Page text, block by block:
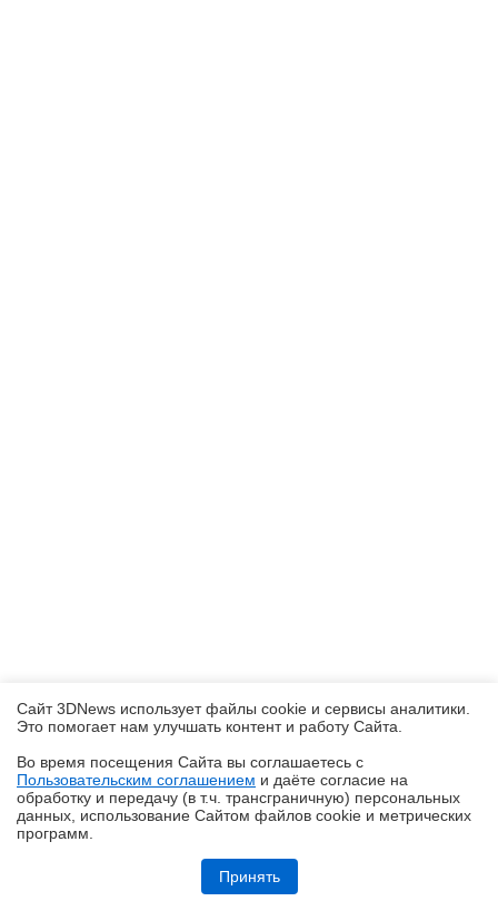
Обзор смартфона iQOO Z11: станция студенческая
Сайт 3DNews использует файлы cookie и сервисы аналитики.
Это помогает нам улучшать контент и работу Cайта.
Во время посещения Cайта вы соглашаетесь с
Пользовательским соглашением и даёте согласие на
обработку и передачу (в т.ч. трансграничную) персональных
данных, использование Cайтом файлов cookie и метрических
программ.
Принять